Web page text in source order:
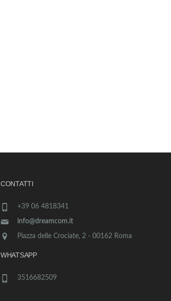
CONTATTI
+39 06 4818341
info@dreamcom.it
Piazza delle Crociate, 2 - 00162 Roma
WHATSAPP
3516682509